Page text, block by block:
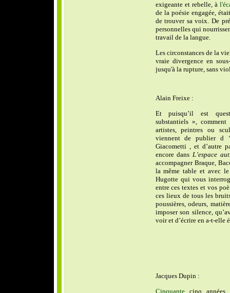
exigeante et rebelle, à
de la poésie engagée,
de trouver sa voix. De
personnelles qui
travail de la langue.
Les circonstances de la
vraie divergence en
jusqu'à la rupture, sans
Alain Freixe :
Et puisqu’il est
substantiels »,
artistes, peintres ou
viennent de publier d
Giacometti , et d’autre
encore dans L’espace
accompagner Braque,
la même table et avec
Hugotte qui vous
entre ces textes et vos
ces lieux de tous les
poussières, odeurs,
imposer son silence,
voir et d’écrire en a-t-elle
Jacques Dupin :
Cinquantecinq